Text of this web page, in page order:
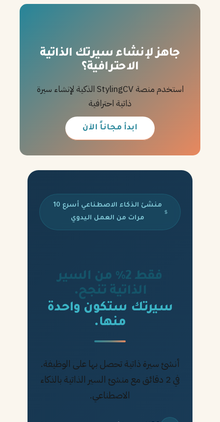
جاهز لإنشاء سيرتك الذاتية
الاحترافية؟
استخدم منصة StylingCV الذكية لإنشاء سيرة
ذاتية احترافية
ابدأ مجاناً الآن
منشئ الذكاء الاصطناعي أسرع 10
مرات من العمل اليدوي
فقط 2% من السير
الذاتية تنجح.
سيرتك ستكون واحدة
منها.
أنشئ سيرة ذاتية تحصل بها على الوظيفة.
في 2 دقائق مع منشئ السير الذاتية بالذكاء
الاصطناعي.